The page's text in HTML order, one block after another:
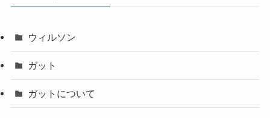
ウィルソン
ガット
ガットについて